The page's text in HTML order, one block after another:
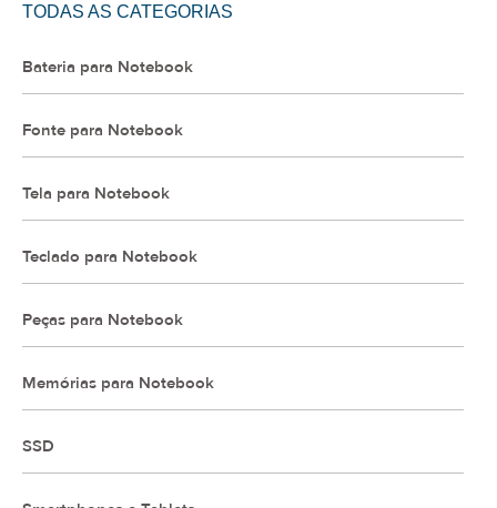
TODAS AS CATEGORIAS
Bateria para Notebook
Fonte para Notebook
Tela para Notebook
Teclado para Notebook
Peças para Notebook
Memórias para Notebook
SSD